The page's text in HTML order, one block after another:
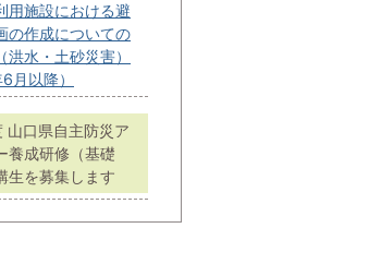
用施設における避
の作成についての
洪水・土砂災害）
月以降）
山口県自主防災ア
養成研修（基礎
生を募集します